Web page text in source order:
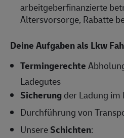
arbeitgeberfinanzierte
Altersvorsorge, Rabatte
Deine Aufgaben als Lkw
Termingerechte
Ladegutes
Sicherungder Ladung im
Durchführung von
UnsereSchichten: